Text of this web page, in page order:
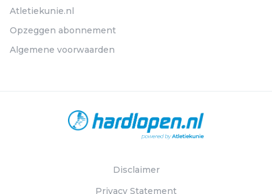
Atletiekunie.nl
Opzeggen abonnement
Algemene voorwaarden
Disclaimer
Privacy Statement